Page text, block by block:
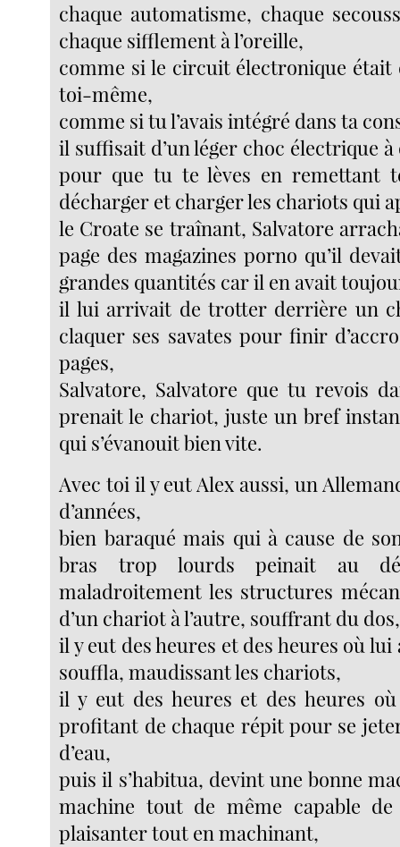
chaque automatisme, chaque
chaque sifflement à l’oreille,
comme si le circuit électronique était
toi-même,
comme si tu l’avais intégré dans ta
il suffisait d’un léger choc électrique
pour que tu te lèves en remettant
décharger et charger les chariots qui
le Croate se traînant, Salvatore
page des magazines porno qu’il
grandes quantités car il en avait
il lui arrivait de trotter derrière un
claquer ses savates pour finir
pages,
Salvatore, Salvatore que tu revois
prenait le chariot, juste un bref
qui s’évanouit bien vite.
Avec toi il y eut Alex aussi, un
d’années,
bien baraqué mais qui à cause de
bras trop lourds peinait au
maladroitement les structures
d’un chariot à l’autre, souffrant du dos,
il y eut des heures et des heures où
souffla, maudissant les chariots,
il y eut des heures et des heures
profitant de chaque répit pour se
d’eau,
puis il s’habitua, devint une bonne
machine tout de même capable
plaisanter tout en machinant,